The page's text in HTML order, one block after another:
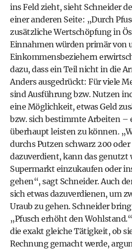
ins Feld zieht, sieht Schneider
einer anderen Seite: „Durch
zusätzliche Wertschöpfung in
Einnahmen würden primär von
Einkommensbeziehern
dazu, dass ein Teil nicht in die
Anders ausgedrückt: Für viele
sind Ausführung bzw. Nutzen
eine Möglichkeit, etwas Geld
bzw. sich bestimmte Arbeiten –
überhaupt leisten zu können.
durchs Putzen schwarz 200 oder
dazuverdient, kann das genutzt
Supermarkt einzukaufen oder
gehen“, sagt Schneider. Auch
sich etwas dazuverdienen, um
Uraub zu gehen. Schneider
„Pfusch erhöht den
die exakt gleiche Tätigkeit, ob
Rechnung gemacht werde,